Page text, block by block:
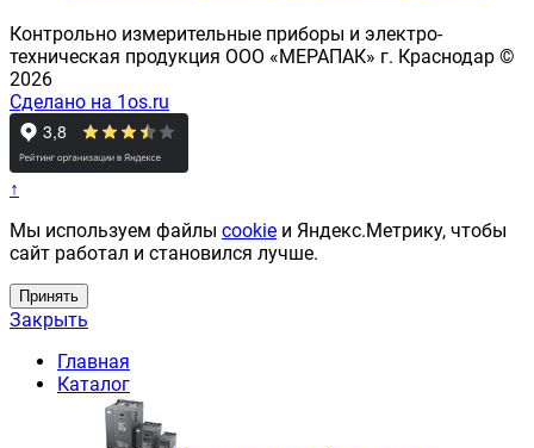
Контрольно измерительные приборы и электро-
техническая продукция ООО «МЕРАПАК» г. Краснодар ©
2026
Сделано на 1os.ru
↑
Мы используем файлы cookie и Яндекс.Метрику, чтобы
сайт работал и становился лучше.
Принять
Закрыть
Главная
Каталог